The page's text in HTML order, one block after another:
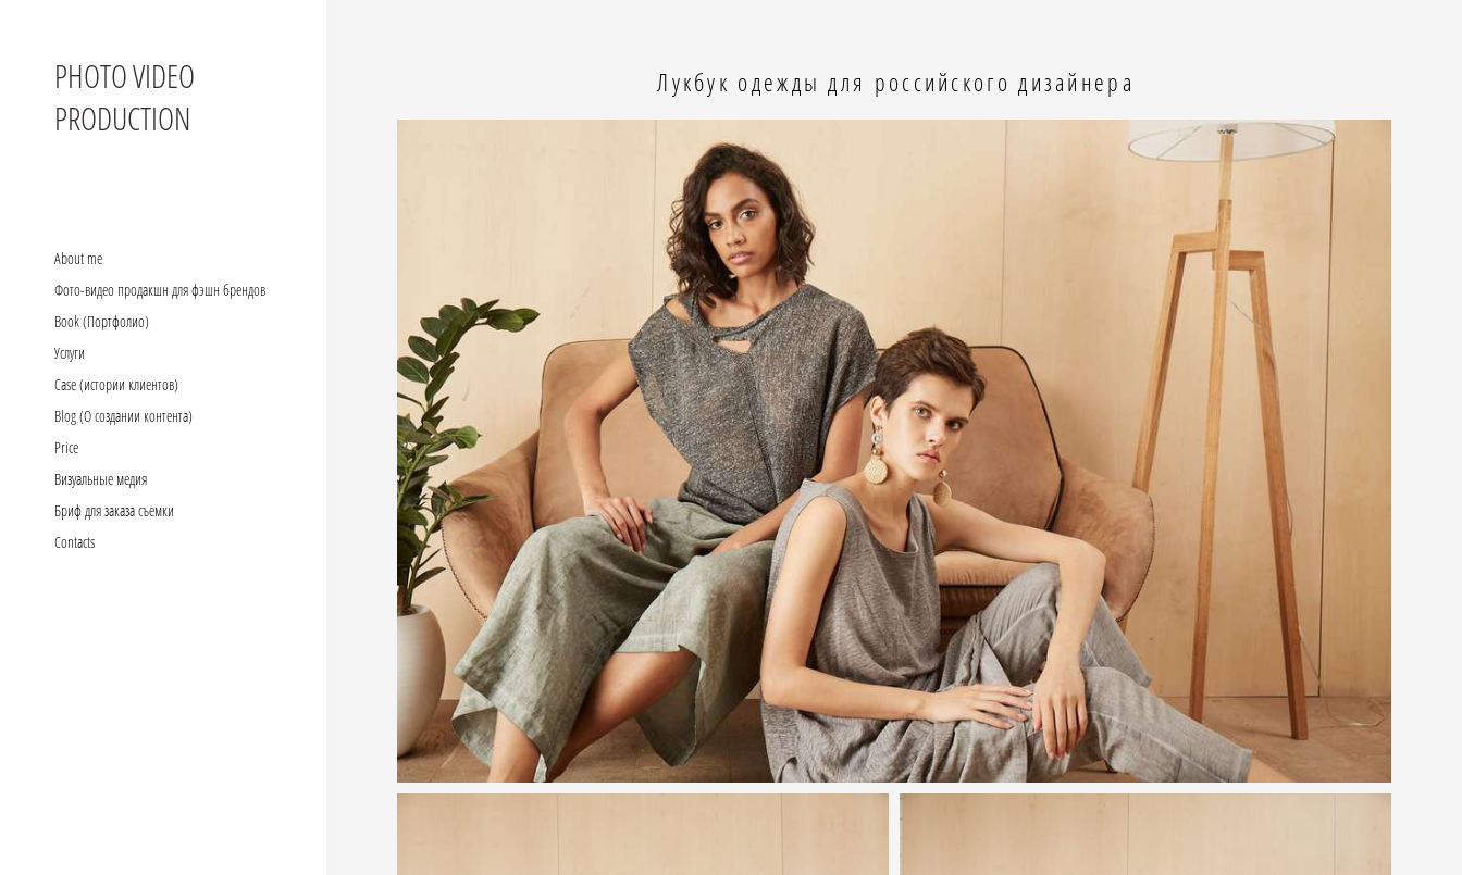
PHOTO VIDEO
PRODUCTION
Аbout me
Фото-видео продакшн для фэшн брендов
Book (Портфолио)
Услуги
Case (истории клиентов)
Blog (О создании контента)
Price
Визуальные медия
Бриф для заказа съемки
Сontacts
Лукбук одежды для российского дизайнера